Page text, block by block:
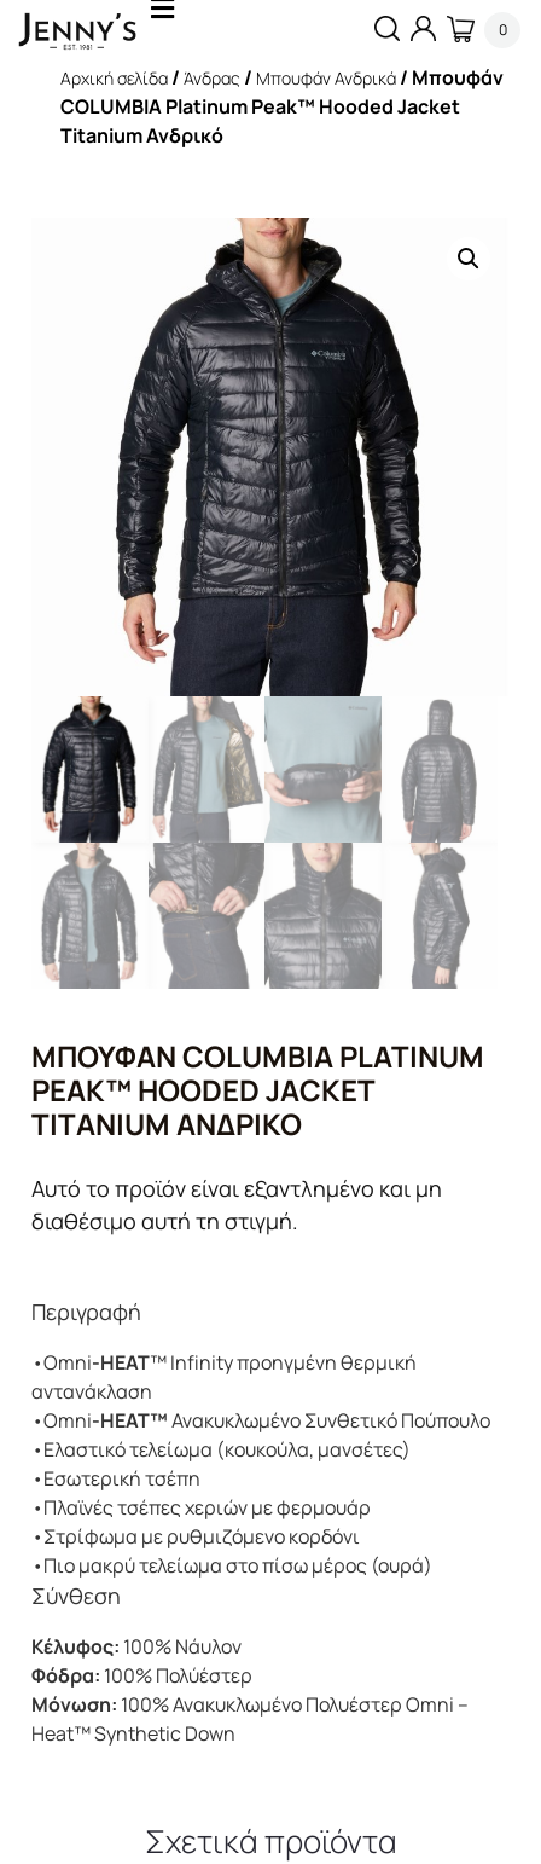
0
Αρχική σελίδα / Άνδρας / Μπουφάν Ανδρικά / Μπουφάν
COLUMBIA Platinum Peak™ Hooded Jacket
Titanium Ανδρικό
ΜΠΟΥΦΆΝ COLUMBIA PLATINUM
PEAK™ HOODED JACKET
TITANIUM ΑΝΔΡΙΚΌ
Αυτό το προϊόν είναι εξαντλημένο και μη
διαθέσιμο αυτή τη στιγμή.
Περιγραφή
•Omni-HEAT™ Infinity προηγμένη θερμική
αντανάκλαση
•Omni-HEAT™Ανακυκλωμένο Συνθετικό Πούπουλο
•Ελαστικό τελείωμα (κουκούλα, μανσέτες)
•Εσωτερική τσέπη
•Πλαϊνές τσέπες χεριών με φερμουάρ
•Στρίφωμα με ρυθμιζόμενο κορδόνι
•Πιο μακρύ τελείωμα στο πίσω μέρος (ουρά)
Σύνθεση
Κέλυφος: 100% Νάυλον
Φόδρα: 100% Πολύέστερ
Μόνωση: 100% Ανακυκλωμένο Πολυέστερ Omni –
Heat™ Synthetic Down
Σχετικά προϊόντα